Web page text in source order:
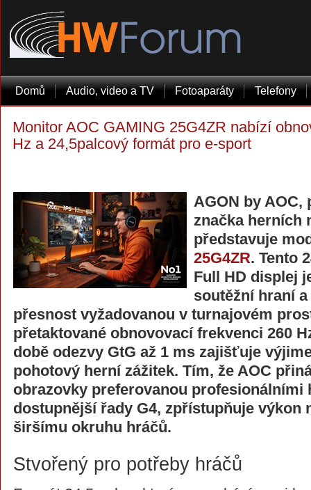
Domů Audio, video a TV Fotoaparáty Telefony
Monitor AOC GAMING 25G4ZR nabízí
Hz a 24,5palcový formát pro e-sport
AGON by AOC,
značka herních
představuje
25G4ZR. Tento
Full HD displej
soutěžní hraní
přesnost vyžadovanou v turnajovém
přetaktované obnovovací frekvenci 260
době odezvy GtG až 1 ms zajišťuje
pohotový herní zážitek. Tím, že AOC
obrazovky preferovanou profesionálními
dostupnější řady G4, zpřístupňuje výkon
širšímu okruhu hráčů.
Stvořený pro potřeby hráčů